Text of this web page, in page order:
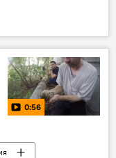
Латвийский центр окружающей среды, геологии и метеорологии
0:56